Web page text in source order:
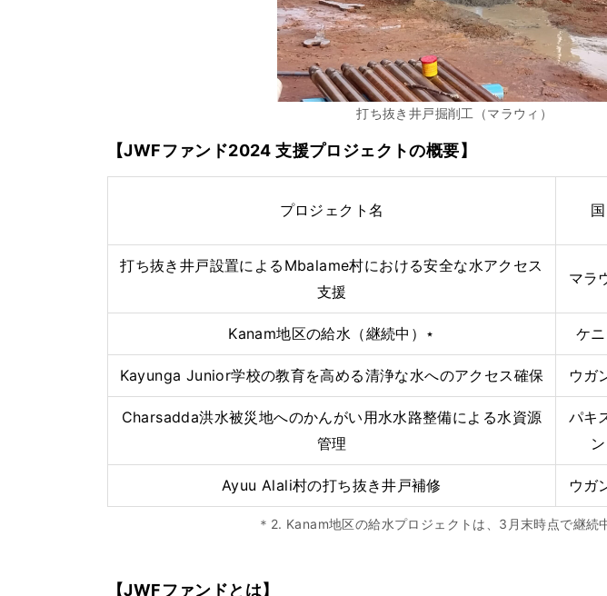
打ち抜き井戸掘削工（マラウィ）
【JWFファンド2024 支援プロジェクトの概要】
プロジェクト名 国
打ち抜き井戸設置によるMbalame村における安全な水アクセス
支援
マラ
Kanam地区の給水（継続中）⋆ ケ
Kayunga Junior学校の教育を高める清浄な水へのアクセス確保 ウガ
Charsadda洪水被災地へのかんがい用水水路整備による水資源
管理
パキ
ン
Ayuu Alali村の打ち抜き井戸補修 ウガ
＊2. Kanam地区の給水プロジェクトは、3月末時点で継続
【JWFファンドとは】